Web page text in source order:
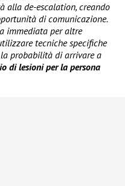
alla de-escalation, creando
di comunicazione.
immediata per altre
tecniche specifiche
probabilità di arrivare a
di lesioni per la persona